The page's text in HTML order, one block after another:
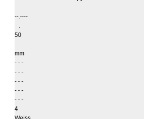
--.----
--.----
50
mm
- - -
- - -
- - -
- - -
- - -
4